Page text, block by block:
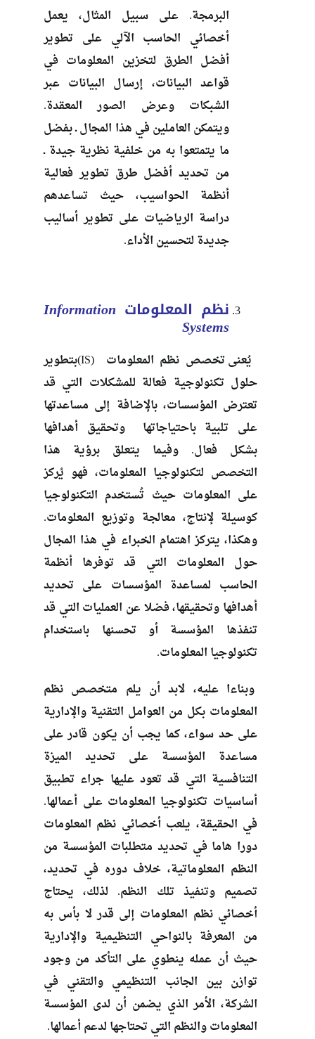
البرمجة. على سبيل المثال، يعمل
أخصائي الحاسب الآلي على تطوير
أفضل الطرق لتخزين المعلومات في
قواعد البيانات، إرسال البيانات عبر
الشبكات وعرض الصور المعقدة.
ويتمكن العاملين في هذا المجال ـ بفضل
ما يتمتعوا به من خلفية نظرية جيدة ـ
من تحديد أفضل طرق تطوير فعالية
أنظمة الحواسيب، حيث تساعدهم
دراسة الرياضيات على تطوير أساليب
جديدة لتحسين الأداء.
نظم المعلومات Information
Systems
يُعنى تخصص نظم المعلومات (IS)بتطوير
حلول تكنولوجية فعالة للمشكلات التي قد
تعترض المؤسسات، بالإضافة إلى مساعدتها
على تلبية باحتياجاتها وتحقيق أهدافها
بشكل فعال. وفيما يتعلق برؤية هذا
التخصص لتكنولوجيا المعلومات، فهو يُركز
على المعلومات حيث تُستخدم التكنولوجيا
كوسيلة لإنتاج، معالجة وتوزيع المعلومات.
وهكذا، يتركز اهتمام الخبراء في هذا المجال
حول المعلومات التي قد توفرها أنظمة
الحاسب لمساعدة المؤسسات على تحديد
أهدافها وتحقيقها، فضلا عن العمليات التي قد
تنفذها المؤسسة أو تحسنها باستخدام
تكنولوجيا المعلومات.
وبناءا عليه، لابد أن يلم متخصص نظم
المعلومات بكل من العوامل التقنية والإدارية
على حد سواء، كما يجب أن يكون قادر على
مساعدة المؤسسة على تحديد الميزة
التنافسية التي قد تعود عليها جراء تطبيق
أساسيات تكنولوجيا المعلومات على أعمالها.
في الحقيقة، يلعب أخصائي نظم المعلومات
دورا هاما في تحديد متطلبات المؤسسة من
النظم المعلوماتية، خلاف دوره في تحديد،
تصميم وتنفيذ تلك النظم. لذلك، يحتاج
أخصائي نظم المعلومات إلى قدر لا بأس به
من المعرفة بالنواحي التنظيمية والإدارية
حيث أن عمله ينطوي على التأكد من وجود
توازن بين الجانب التنظيمي والتقني في
الشركة، الأمر الذي يضمن أن لدى المؤسسة
المعلومات والنظم التي تحتاجها لدعم أعمالها.